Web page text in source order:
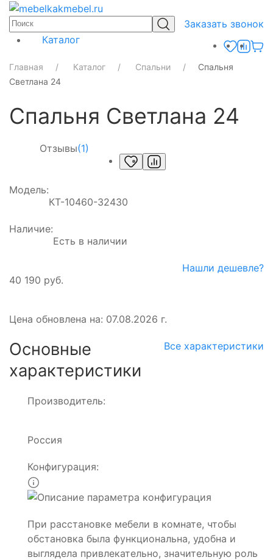
Заказать звонок
Каталог
Главная Каталог Спальни
Спальня
Светлана 24
Спальня Светлана 24
Отзывы(1)
Модель:
КТ-10460-32430
Наличие:
Есть в наличии
40 190 руб.
Нашли дешевле?
Цена обновлена на: 07.08.2026 г.
Основные
характеристики
Все характеристики
Производитель:
Россия
Конфигурация:
При расстановке мебели в комнате, чтобы
обстановка была функциональна, удобна и
выглядела привлекательно, значительную роль